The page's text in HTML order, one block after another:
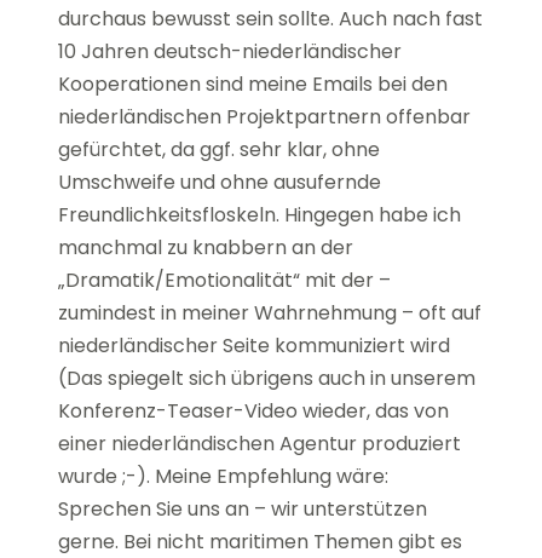
durchaus bewusst sein sollte. Auch nach fast
10 Jahren deutsch-niederländischer
Kooperationen sind meine Emails bei den
niederländischen Projektpartnern offenbar
gefürchtet, da ggf. sehr klar, ohne
Umschweife und ohne ausufernde
Freundlichkeitsfloskeln. Hingegen habe ich
manchmal zu knabbern an der
„Dramatik/Emotionalität“ mit der –
zumindest in meiner Wahrnehmung – oft auf
niederländischer Seite kommuniziert wird
(Das spiegelt sich übrigens auch in unserem
Konferenz-Teaser-Video wieder, das von
einer niederländischen Agentur produziert
wurde ;-). Meine Empfehlung wäre:
Sprechen Sie uns an – wir unterstützen
gerne. Bei nicht maritimen Themen gibt es